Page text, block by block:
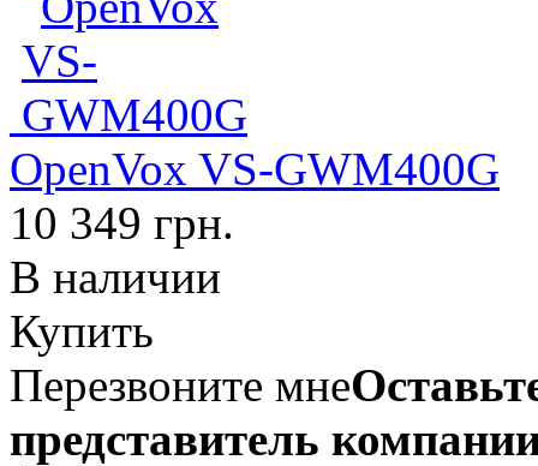
OpenVox VS-GWM400G
10 349 грн.
В наличии
Купить
Перезвоните мне
представитель